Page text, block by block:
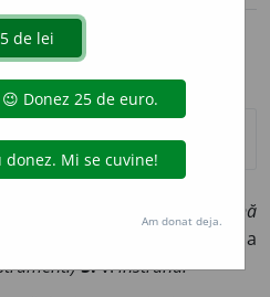
(~-mi, te rog, puțină
a potrivi, a
5.v.înstruna.
Am donat deja.